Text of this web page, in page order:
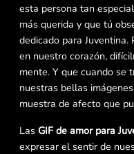
esta persona tan
más querida y que tú
dedicado para
en nuestro corazón,
mente. Y que cuando se
nuestras bellas
muestra de afecto que
Las GIF de amor para
expresar el sentir de